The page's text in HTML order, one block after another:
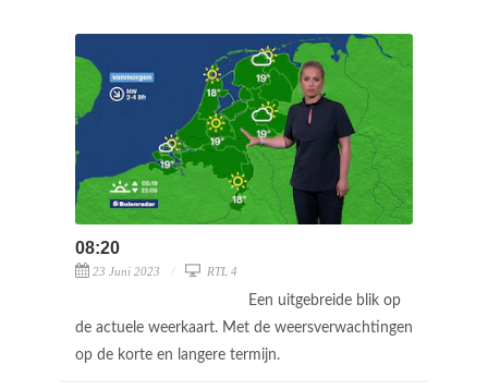
08:20
23 Juni 2023 RTL 4
Een uitgebreide blik op
de actuele weerkaart. Met de weersverwachtingen
op de korte en langere termijn.